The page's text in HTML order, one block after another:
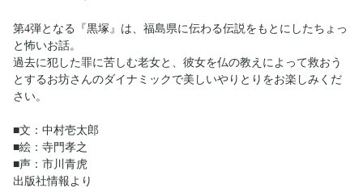
第4弾となる『黒塚』は、福島県に伝わる伝説をもとにしたちょっ
と怖いお話。
過去に犯した罪に苦しむ老女と、彼女を仏の教えによって救おう
とするお坊さんのダイナミックで美しいやりとりをお楽しみくだ
さい。
■文：中村壱太郎
■絵：寺門孝之
■声：市川青虎
出版社情報より